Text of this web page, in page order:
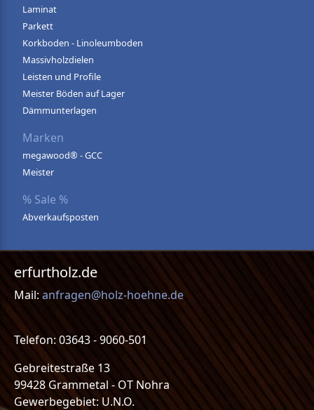
Laminat
Parkett
Korkboden - Linoleumboden
Massivholzdielen
Leisten und Profile
Meister Böden auf Lager
Dämmunterlagen
Marken
megawood® - GCC
Meister
% Sale %
Abverkaufsposten
erfurtholz.de
Mail: anfragen@holz-hoehne.de
Telefon: 03643 - 9060-501
Gebreitestraße 13
99428 Grammetal - OT Nohra
Gewerbegebiet: U.N.O.